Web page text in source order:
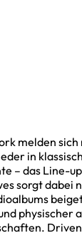
melden
in
– das Line-
sorgt dabei
physischer